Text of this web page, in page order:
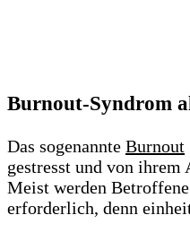
Burnout-Syndrom
Das sogenannte Burnout
gestresst und von
Meist werden
erforderlich, denn